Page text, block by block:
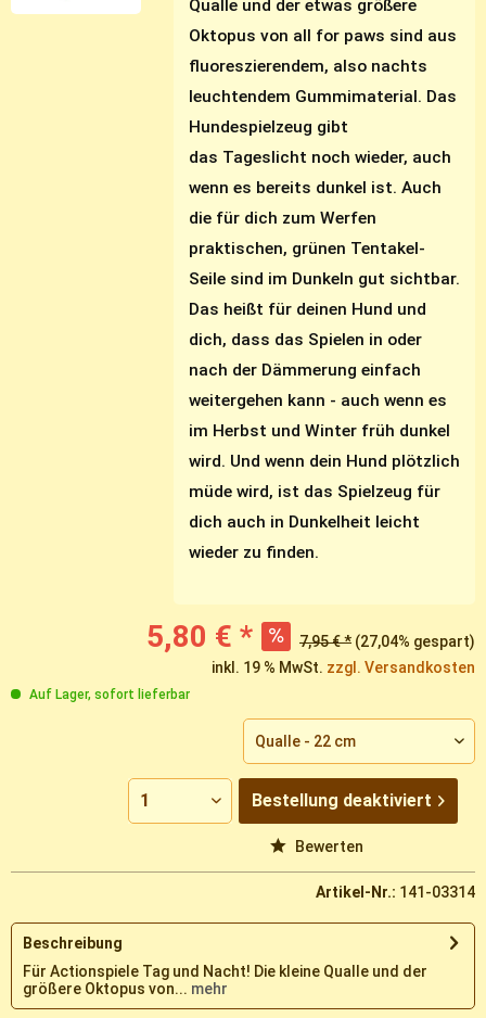
Qualle und der etwas größere
Oktopus von all for paws sind aus
fluoreszierendem, also nachts
leuchtendem Gummimaterial. Das
Hundespielzeug gibt
das Tageslicht noch wieder, auch
wenn es bereits dunkel ist. Auch
die für dich zum Werfen
praktischen, grünen Tentakel-
Seile sind im Dunkeln gut sichtbar.
Das heißt für deinen Hund und
dich, dass das Spielen in oder
nach der Dämmerung einfach
weitergehen kann - auch wenn es
im Herbst und Winter früh dunkel
wird. Und wenn dein Hund plötzlich
müde wird, ist das Spielzeug für
dich auch in Dunkelheit leicht
wieder zu finden.
5,80 € * 7,95 € * (27,04% gespart)
inkl. 19 % MwSt. zzgl. Versandkosten
Auf Lager, sofort lieferbar
Bestellung deaktiviert
Bewerten
Artikel-Nr.: 141-03314
Beschreibung
Für Actionspiele Tag und Nacht! Die kleine Qualle und der
größere Oktopus von... mehr